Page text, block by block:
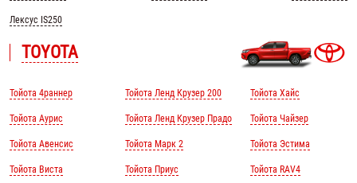
Лексус IS250
TOYOTA
Тойота 4раннер
Тойота Аурис
Тойота Авенсис
Тойота Виста
Тойота Ленд Крузер 200
Тойота Ленд Крузер Прадо
Тойота Марк 2
Тойота Приус
Тойота Хайс
Тойота Чайзер
Тойота Эстима
Тойота RAV4